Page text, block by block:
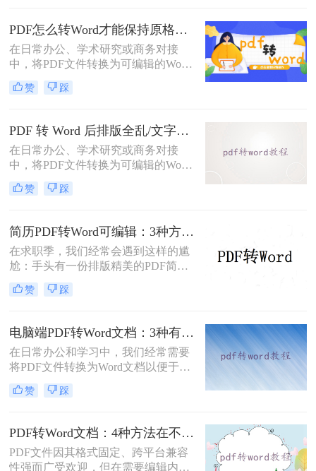
PDF怎么转Word才能保持原格式不变/版式不乱？3种专业有效方法全解析！
在日常办公、学术研究或商务对接
中，将PDF文件转换为可编辑的Word
文档是极高频的需求。但最令人头疼
的往往不是转换本身，而是转换后出
等“惨剧”。因此，很多人都在苦苦寻
找“PDF怎么转Word才能保持原格式
不变/版式不乱”的完美方案。
赞 踩
PDF 转 Word 后排版全乱/文字错位/串行/乱跑怎么办？3种高保真转换方法全解析
在日常办公、学术研究或商务对接
中，将PDF文件转换为可编辑的Word
文档是极高频的需求。但最令人头疼
的往往不是转换本身，而是转换后出
等“惨剧”。面对PDF 转 Word 后排版
全乱/文字错位/串行/乱跑怎么办这一
难题，很多人尝试了各种免费工具却
依然无法解决。
赞 踩
简历PDF转Word可编辑：3种方法保留排版不乱的实测！
在求职季，我们经常会遇到这样的尴
尬：手头有一份排版精美的PDF简
历，但招聘系统只允许上传Word格
式，或者HR希望能直接在简历上修
怎么转word简历的技巧就显得至关重
要。直接复制粘贴不仅会打乱排版，
还可能丢失关键信息。
赞 踩
电脑端PDF转Word文档：3种有效方法的具体操作步骤！
在日常办公和学习中，我们经常需要
将PDF文件转换为Word文档以便于编
辑和修改。那么电脑上pdf怎么转换成
word文档呢？本文将介绍三种将PDF
完成PDF到Word的转换。
赞 踩
PDF转Word文档：4种方法在不同文件类型下的转换效果！
PDF文件因其格式固定、跨平台兼容
性强而广受欢迎，但在需要编辑内容